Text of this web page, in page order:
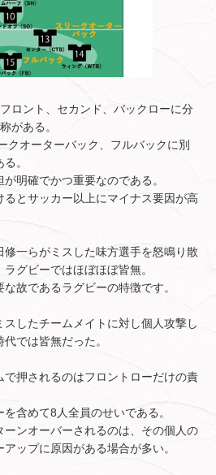
ロント、セカンド、バックローに分
がある。
クオーターバック、フルバックに別
。
明確でかつ重要なのである。
るとサッカー以上にマイナス要因が高
一らがミスした味方選手を怒鳴り散
グビーではほぼほぼ皆無。
故であるラグビーの特徴です。
したチームメイトに対し個人攻撃し
では皆無だった。
押されるのはフロントローだけの責
含めて8人全員のせいである。
ーンオーバーされるのは、その個人の
ップに原因がある場合が多い。